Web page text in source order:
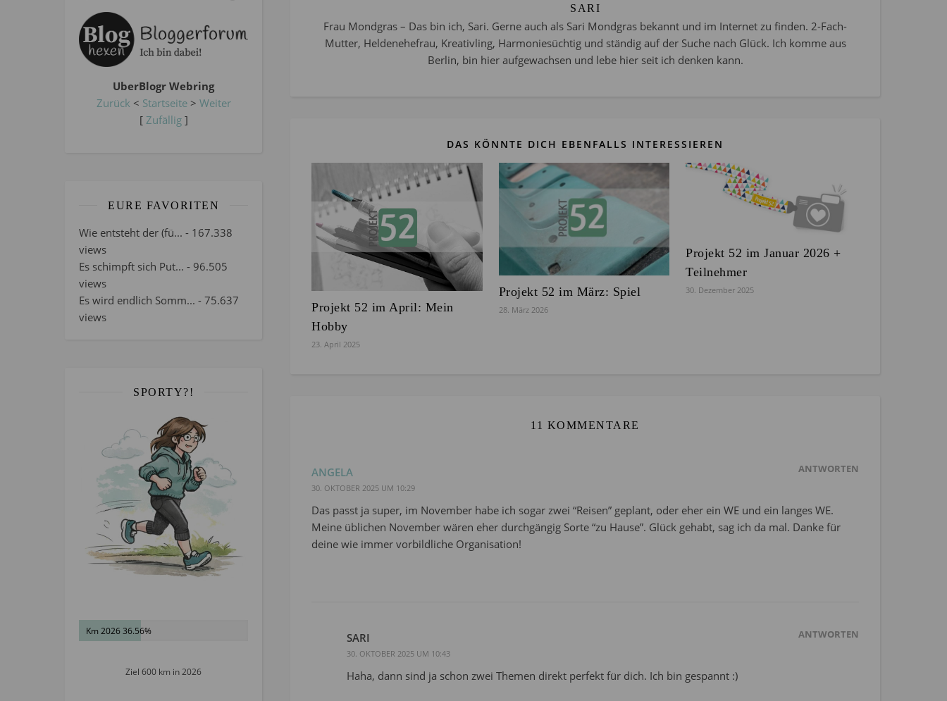
UberBlogr Webring
Zurück < Startseite> Weiter
[ Zufällig]
EURE FAVORITEN
Wie entsteht der (fü... - 167.338
views
Es schimpft sich Put... - 96.505
views
Es wird endlich Somm... - 75.637
views
SPORTY?!
Km 2026 36.56%
Ziel 600 km in 2026
SARI
Frau Mondgras – Das bin ich, Sari. Gerne auch als Sari Mondgras bekannt und im Internet zu finden. 2-Fach-
Mutter, Heldenehefrau, Kreativling, Harmoniesüchtig und ständig auf der Suche nach Glück. Ich komme aus
Berlin, bin hier aufgewachsen und lebe hier seit ich denken kann.
DAS KÖNNTE DICH EBENFALLS INTERESSIEREN
Projekt 52 im April: Mein
Hobby
23. April 2025
Projekt 52 im März: Spiel
28. März 2026
Projekt 52 im Januar 2026 +
Teilnehmer
30. Dezember 2025
11 KOMMENTARE
ANGELA
30. OKTOBER 2025 UM 10:29
ANTWORTEN
Das passt ja super, im November habe ich sogar zwei “Reisen” geplant, oder eher ein WE und ein langes WE.
Meine üblichen November wären eher durchgängig Sorte “zu Hause”. Glück gehabt, sag ich da mal. Danke für
deine wie immer vorbildliche Organisation!
SARI
30. OKTOBER 2025 UM 10:43
ANTWORTEN
Haha, dann sind ja schon zwei Themen direkt perfekt für dich. Ich bin gespannt :)